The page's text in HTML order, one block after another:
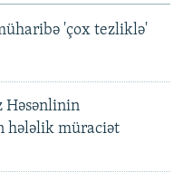
'çox tezliklə'
Həsənlinin
hələlik müraciət